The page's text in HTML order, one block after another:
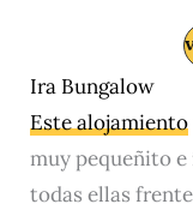
Ira Bungalow
Este alojamiento
muy pequeñito
todas ellas